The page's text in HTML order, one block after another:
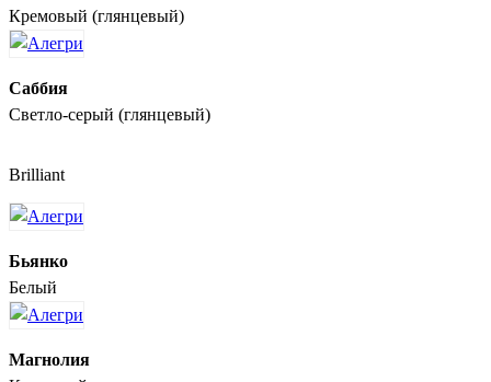
Кремовый (глянцевый)
Саббия
Светло-серый (глянцевый)
Brilliant
Бьянко
Белый
Магнолия